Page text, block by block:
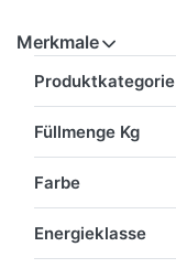
Merkmale
Produktkategorie
Füllmenge Kg
Farbe
Energieklasse